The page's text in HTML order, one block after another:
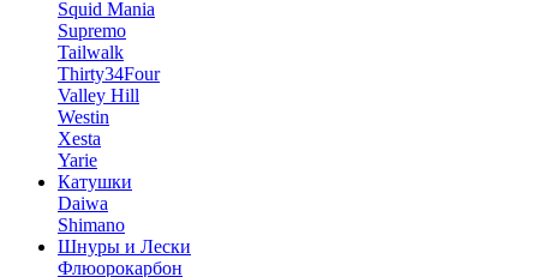
Squid Mania
Supremo
Tailwalk
Thirty34Four
Valley Hill
Westin
Xesta
Yarie
Катушки
Daiwa
Shimano
Шнуры и Лески
Флюорокарбон